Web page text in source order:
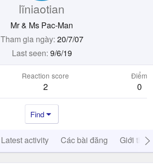
lĩniaotian
Mr & Ms Pac-Man
Tham gia ngày 20/7/07
Last seen 9/6/19
Reaction score
2
Điểm
0
Find
Latest activity Các bài đăng Giới thiệu